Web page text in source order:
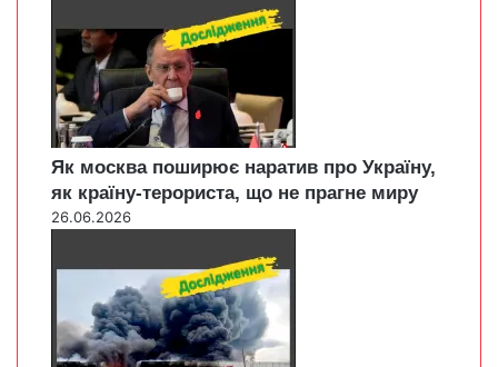
Як москва поширює наратив про Україну,
як країну-терориста, що не прагне миру
26.06.2026